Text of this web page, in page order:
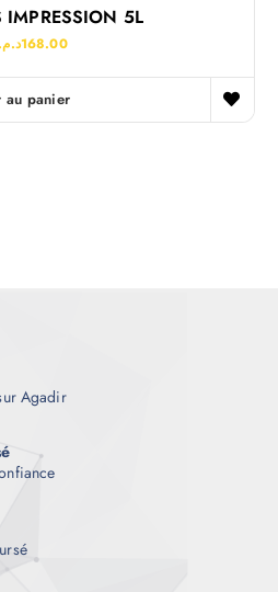
IMPRESSION 5L
168.00د.م.
au panier
Agadir